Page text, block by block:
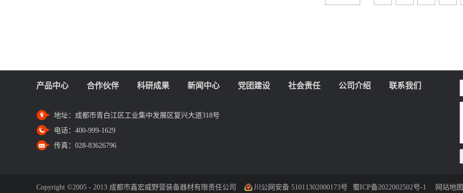
产品中心 合作伙伴 科研成果 新闻中心 党团建设 社会责任 公司介绍 联系我们
地址： 成都市青白江区工业集中发展区复兴大道318号
电话： 400-999-1629
传真： 028-83626796
Copyright ©2005 - 2013 成都市鑫宏威野营装备器材有限责任公司 川公网安备 51011302000173号 蜀ICP备2022002502号-1 网站地图